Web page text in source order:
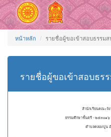
หน้าหลัก รายชื่อผู้ขอเข้าสอบธรรม
รายชื่อผู้ขอเข้าสอบธ
สำนักเรียนคณะจั
ธรรมศึกษาชั้นตรี - ๒๕๓๐๑๖
ตำบลคลองปูน อ